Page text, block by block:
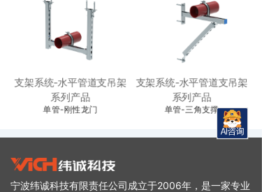
支架系统-水平管道支吊架
系列产品
单管-刚性龙门
支架系统-水平管道支吊架
系列产品
单管-三角支撑
宁波纬诚科技有限责任公司成立于2006年，是一家专业